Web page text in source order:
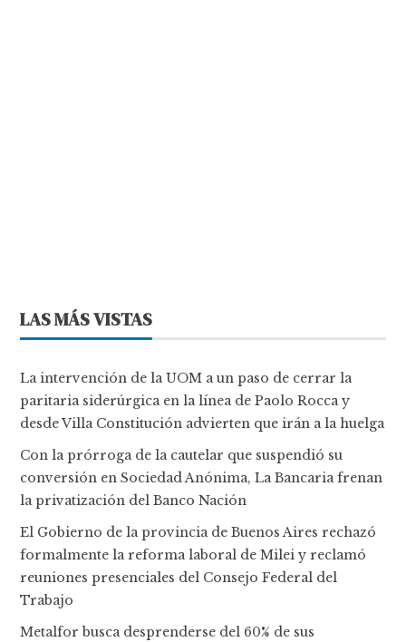
LAS MÁS VISTAS
La intervención de la UOM a un paso de cerrar la
paritaria siderúrgica en la línea de Paolo Rocca y
desde Villa Constitución advierten que irán a la huelga
Con la prórroga de la cautelar que suspendió su
conversión en Sociedad Anónima, La Bancaria frenan
la privatización del Banco Nación
El Gobierno de la provincia de Buenos Aires rechazó
formalmente la reforma laboral de Milei y reclamó
reuniones presenciales del Consejo Federal del
Trabajo
Metalfor busca desprenderse del 60% de sus